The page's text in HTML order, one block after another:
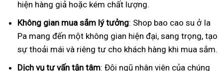
hiện hàng giả hoặc kém chất lượng.
Không gian mua sắm lý tưởng: Shop bao cao su ở Ia
Pa mang đến một không gian hiện đại, sang trọng, tạo
sự thoải mái và riêng tư cho khách hàng khi mua sắm.
Dịch vụ tư vấn tận tâm: Đội ngũ nhân viên của chúng